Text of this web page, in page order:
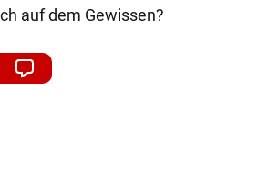
auf dem Gewissen?